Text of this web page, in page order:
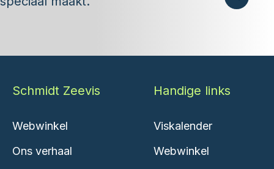
Schmidt Zeevis
Webwinkel
Ons verhaal
Handige links
Viskalender
Webwinkel